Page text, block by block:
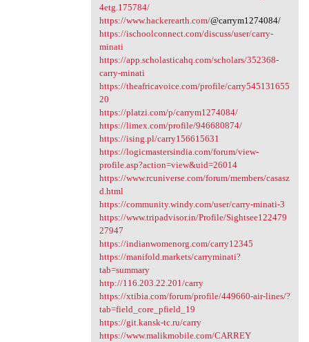
4etg.175784/
https://www.hackerearth.com/@carrym1274084/
https://ischoolconnect.com/discuss/user/carry-
minati
https://app.scholasticahq.com/scholars/352368-
carry-minati
https://theafricavoice.com/profile/carry545131655
20
https://platzi.com/p/carrym1274084/
https://limex.com/profile/946680874/
https://ising.pl/carry156615631
https://logicmastersindia.com/forum/view-
profile.asp?action=view&uid=26014
https://www.rcuniverse.com/forum/members/casasz
d.html
https://community.windy.com/user/carry-minati-3
https://www.tripadvisor.in/Profile/Sightsee122479
27947
https://indianwomenorg.com/carry12345
https://manifold.markets/carryminati?
tab=summary
http://116.203.22.201/carry
https://xtibia.com/forum/profile/449660-air-lines/?
tab=field_core_pfield_19
https://git.kansk-tc.ru/carry
https://www.malikmobile.com/CARREY